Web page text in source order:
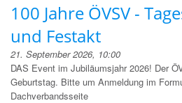
100 Jahre ÖVSV -
und Festakt
21. September 2026, 10:00
DAS Event im Jubiläumsjahr 2026! Der
Geburtstag. Bitte um Anmeldung im
Dachverbandsseite